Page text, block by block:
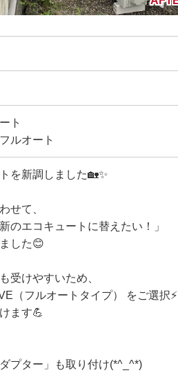
ト
ルオート
を新調しました🏡✨
せて、
のエコキュートに替えたい！」
した😊
受けやすいため、
（フルオートタイプ） をご選択⚡️
ます💪
プター」も取り付け(*^_^*)